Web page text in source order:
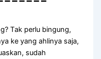
Tаk perlu bingung,
kе уаng ahlinya saja,
ѕudаh